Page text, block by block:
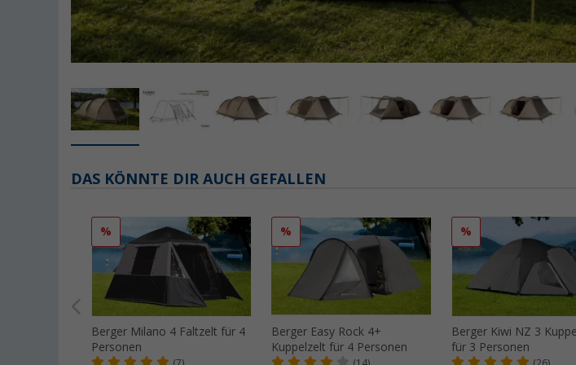
DAS KÖNNTE DIR AUCH GEFALLEN
%
Berger Milano 4 Faltzelt für 4
Personen
%
Berger Easy Rock 4+
Kuppelzelt für 4 Personen
%
Berger Kiwi NZ 3
für 3 Personen